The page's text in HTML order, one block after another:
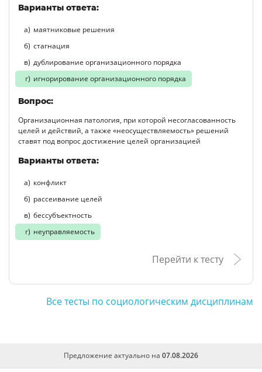
Варианты ответа:
маятниковые решения
стагнация
дублирование организационного порядка
игнорирование организационного порядка
Вопрос:
Организационная патология, при которой несогласованность
целей и действий, а также «неосуществляемость» решений
ставят под вопрос достижение целей организацией
Варианты ответа:
конфликт
рассеивание целей
бессубъектность
неуправляемость
Перейти к тесту
Все тесты по социологическим дисциплинам
Предложение актуально на 07.08.2026